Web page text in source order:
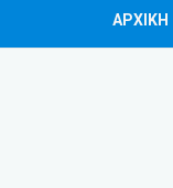
ΑΡΧΙΚΗ